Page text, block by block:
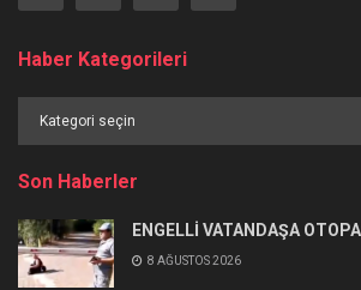
Haber Kategorileri
Kategorileri
Son Haberler
ENGELLİ VATANDAŞA
8 AĞUSTOS 2026